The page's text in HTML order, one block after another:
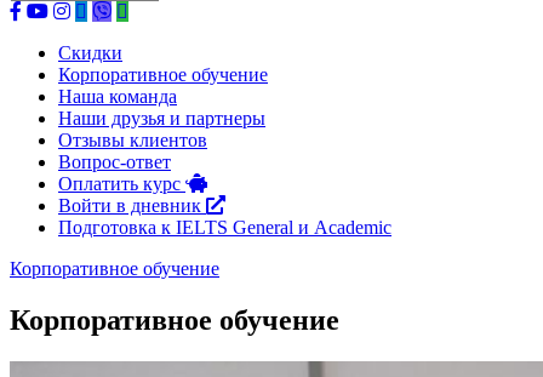
Скидки
Корпоративное обучение
Наша команда
Наши друзья и партнеры
Отзывы клиентов
Вопрос-ответ
Оплатить курс
Войти в дневник
Подготовка к IELTS General и Academic
Корпоративное обучение
Корпоративное обучение